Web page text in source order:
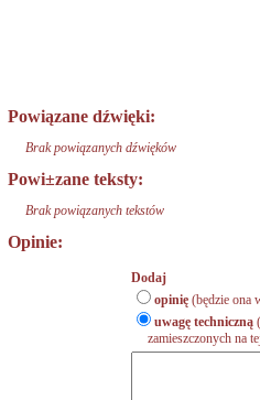
Powiązane dźwięki:
Brak powiązanych dźwięków
Powi±zane teksty:
Brak powiązanych tekstów
Opinie:
Dodaj
opinię (będzie ona
uwagę techniczną
zamieszczonych na